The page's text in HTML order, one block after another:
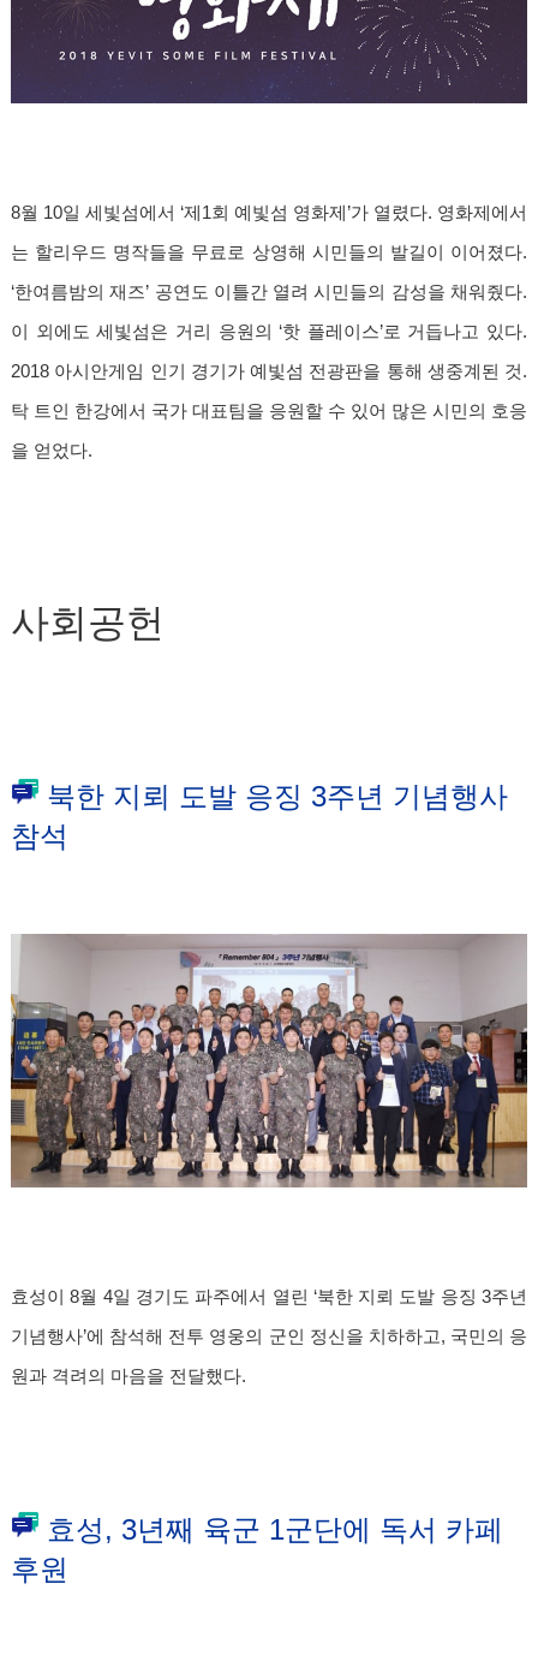
8월 10일 세빛섬에서 ‘제1회 예빛섬 영화제’가 열렸다. 영화제에서
는 할리우드 명작들을 무료로 상영해 시민들의 발길이 이어졌다.
‘한여름밤의 재즈’ 공연도 이틀간 열려 시민들의 감성을 채워줬다.
이 외에도 세빛섬은 거리 응원의 ‘핫 플레이스’로 거듭나고 있다.
2018 아시안게임 인기 경기가 예빛섬 전광판을 통해 생중계된 것.
탁 트인 한강에서 국가 대표팀을 응원할 수 있어 많은 시민의 호응
을 얻었다.
사회공헌
북한 지뢰 도발 응징 3주년 기념행사
참석
효성이 8월 4일 경기도 파주에서 열린 ‘북한 지뢰 도발 응징 3주년
기념행사’에 참석해 전투 영웅의 군인 정신을 치하하고, 국민의 응
원과 격려의 마음을 전달했다.
효성, 3년째 육군 1군단에 독서 카페
후원